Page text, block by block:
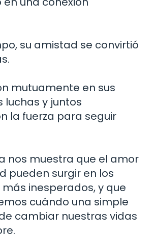
su amistad se convirtió
mutuamente en sus
luchas y juntos
la fuerza para seguir
nos muestra que el amor
pueden surgir en los
inesperados, y que
cuándo una simple
cambiar nuestras vidas